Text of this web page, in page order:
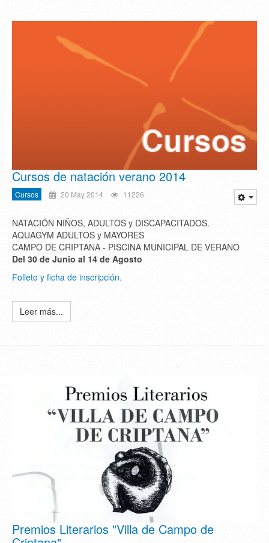
Cursos de natación verano 2014
Cursos 20 May 2014 11226
NATACIÓN NIÑOS, ADULTOS y DISCAPACITADOS.
AQUAGYM ADULTOS y MAYORES
CAMPO DE CRIPTANA - PISCINA MUNICIPAL DE VERANO
Del 30 de Junio al 14 de Agosto
Folleto y ficha de inscripción.
Leer más...
Premios Literarios "Villa de Campo de